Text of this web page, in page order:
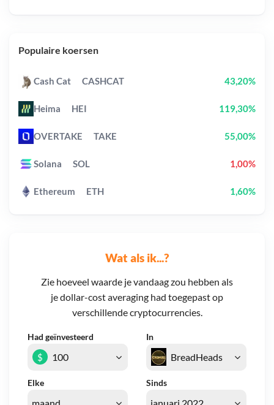
Wat als ik...?
Zie hoeveel waarde je vandaag zou hebben als
je dollar-cost averaging had toegepast op
verschillende cryptocurrencies.
Had geïnvesteerd In
Elke Sinds
$
Populaire koersen
Cash Cat CASHCAT 43,20%
Heima HEI 119,30%
OVERTAKE TAKE 55,00%
Solana SOL 1,00%
Ethereum ETH 1,60%